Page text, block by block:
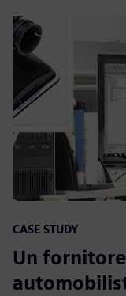
CASE STUDY
Un